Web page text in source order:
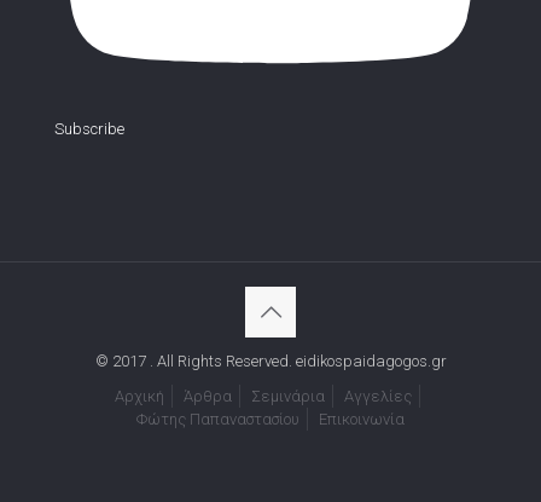
Subscribe
© 2017 . All Rights Reserved. eidikospaidagogos.gr
Αρχική
Άρθρα Σεμινάρια
Αγγελίες
Φώτης Παπαναστασίου
Επικοινωνία